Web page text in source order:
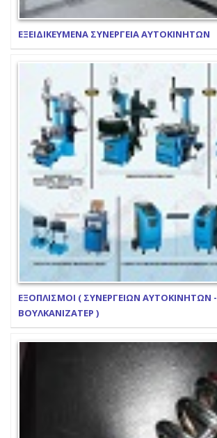
ΕΞΕΙΔΙΚΕΥΜΕΝΑ ΣΥΝΕΡΓΕΙΑ ΑΥΤΟΚΙΝΗΤΩΝ
ΕΞΟΠΛΙΣΜΟΙ ( ΣΥΝΕΡΓΕΙΩΝ ΑΥΤΟΚΙΝΗΤΩΝ -
ΒΟΥΛΚΑΝΙΖΑΤΕΡ )